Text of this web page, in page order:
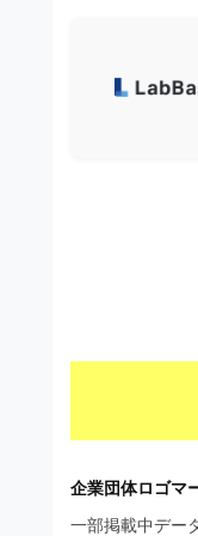
企業団体ロゴマ
一部掲載中デー